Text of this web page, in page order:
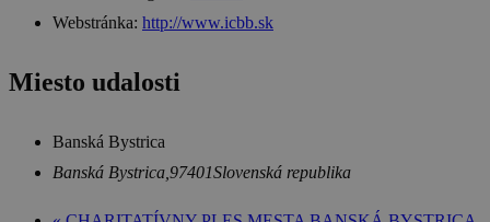
Webstránka: http://www.icbb.sk
Miesto udalosti
Banská Bystrica
Banská Bystrica 97401Slovenská republika